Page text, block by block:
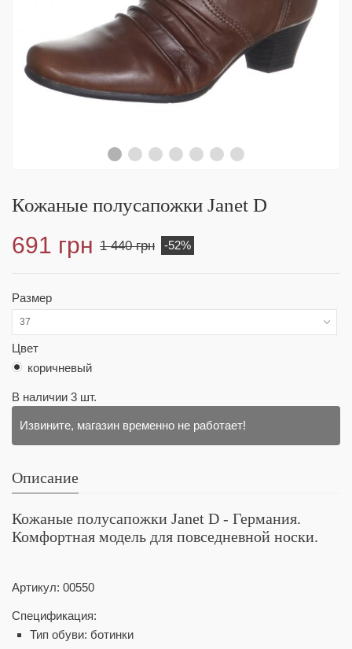
Кожаные полусапожки Janet D
691 грн 1 440 грн -52%
Размер
37
Цвет
коричневый
В наличии 3 шт.
Извините, магазин временно не работает!
Описание
Кожаные полусапожки Janet D - Германия.
Комфортная модель для повседневной носки.
Артикул: 00550
Спецификация:
Тип обуви: ботинки